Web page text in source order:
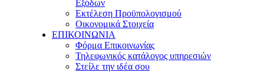
Εξόδων
Εκτέλεση Προϋπολογισμού
Οικονομικά Στοιχεία
ΕΠΙΚΟΙΝΩΝΙΑ
Φόρμα Επικοινωνίας
Τηλεφωνικός κατάλογος υπηρεσιών
Στείλε την ιδέα σου